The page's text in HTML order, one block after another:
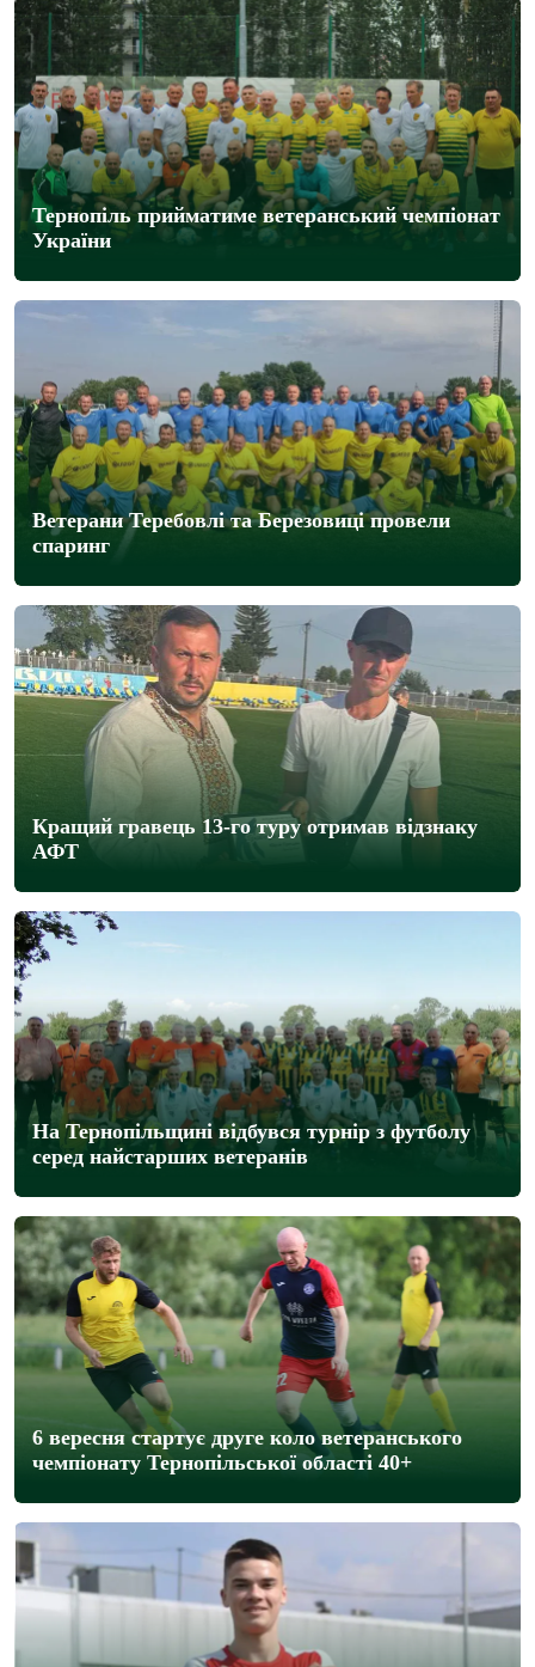
Тернопіль прийматиме ветеранський чемпіонат
України
Ветерани Теребовлі та Березовиці провели
спаринг
Кращий гравець 13-го туру отримав відзнаку
АФТ
На Тернопільщині відбувся турнір з футболу
серед найстарших ветеранів
6 вересня стартує друге коло ветеранського
чемпіонату Тернопільської області 40+